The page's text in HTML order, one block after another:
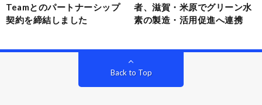
Teamとのパートナーシップ
契約を締結しました
者、滋賀・米原でグリーン水
素の製造・活用促進へ連携
Back to Top